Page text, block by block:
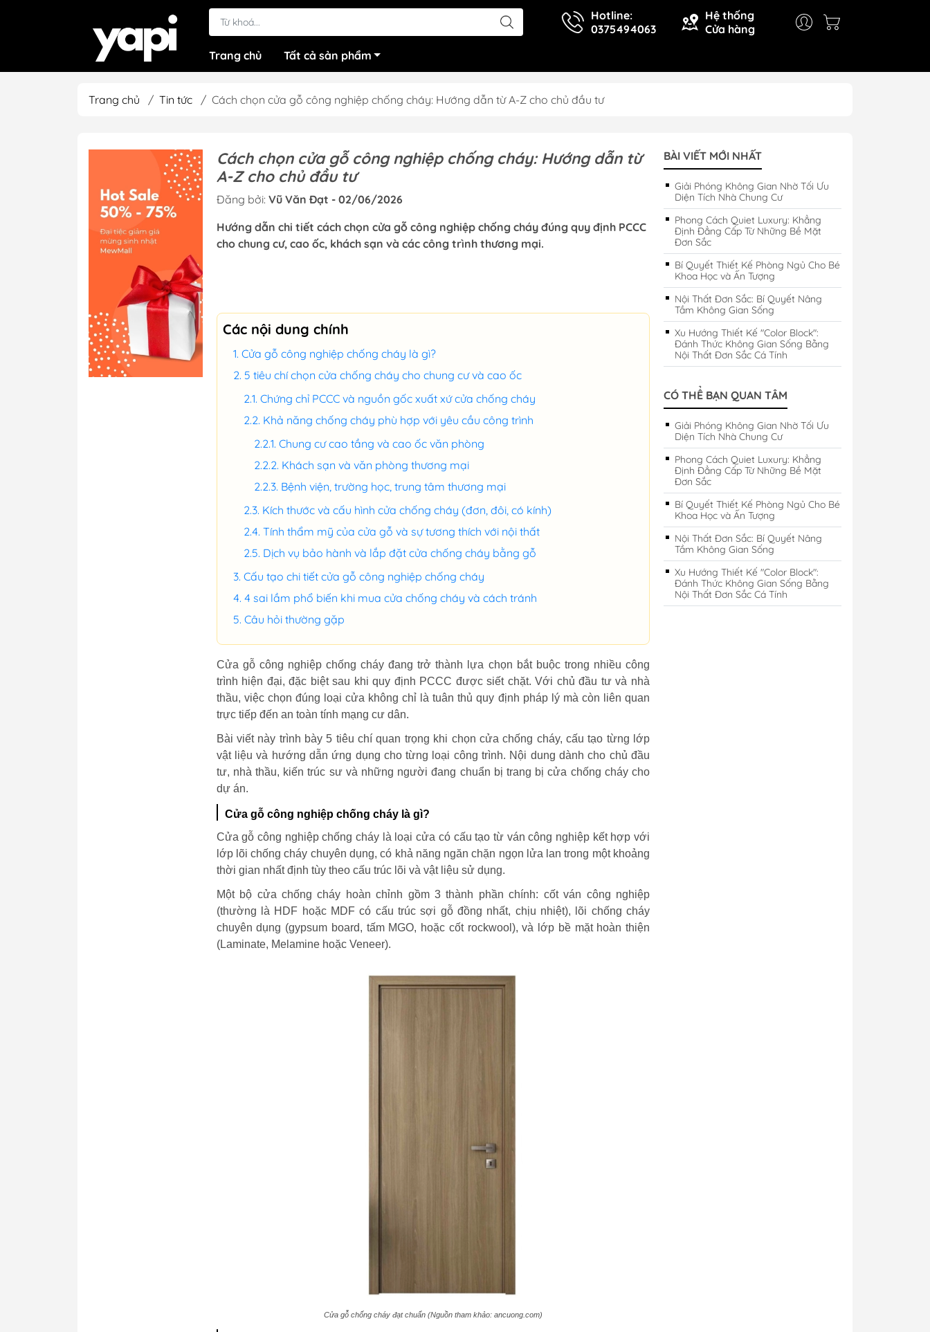
Hotline:
0375494063
Hệ thống
Cửa hàng
Trang chủ
Tất cả sản phẩm
Trang chủ / Tin tức / Cách chọn cửa gỗ công nghiệp chống cháy: Hướng dẫn từ A-Z cho chủ đầu tư
Cách chọn cửa gỗ công nghiệp chống cháy: Hướng dẫn từ
A-Z cho chủ đầu tư
Đăng bởi: Vũ Văn Đạt - 02/06/2026
Hướng dẫn chi tiết cách chọn cửa gỗ công nghiệp chống cháy đúng quy định PCCC
cho chung cư, cao ốc, khách sạn và các công trình thương mại.
Các nội dung chính
Cửa gỗ công nghiệp chống cháy là gì?
5 tiêu chí chọn cửa chống cháy cho chung cư và cao ốc
Chứng chỉ PCCC và nguồn gốc xuất xứ cửa chống cháy
Khả năng chống cháy phù hợp với yêu cầu công trình
Chung cư cao tầng và cao ốc văn phòng
Khách sạn và văn phòng thương mại
Bệnh viện, trường học, trung tâm thương mại
Kích thước và cấu hình cửa chống cháy (đơn, đôi, có kính)
Tính thẩm mỹ của cửa gỗ và sự tương thích với nội thất
Dịch vụ bảo hành và lắp đặt cửa chống cháy bằng gỗ
Cấu tạo chi tiết cửa gỗ công nghiệp chống cháy
4 sai lầm phổ biến khi mua cửa chống cháy và cách tránh
Câu hỏi thường gặp
Cửa gỗ công nghiệp chống cháy đang trở thành lựa chọn bắt buộc trong nhiều công
trình hiện đại, đặc biệt sau khi quy định PCCC được siết chặt. Với chủ đầu tư và nhà
thầu, việc chọn đúng loại cửa không chỉ là tuân thủ quy định pháp lý mà còn liên quan
trực tiếp đến an toàn tính mạng cư dân.
Bài viết này trình bày 5 tiêu chí quan trọng khi chọn cửa chống cháy, cấu tạo từng lớp
vật liệu và hướng dẫn ứng dụng cho từng loại công trình. Nội dung dành cho chủ đầu
tư, nhà thầu, kiến trúc sư và những người đang chuẩn bị trang bị cửa chống cháy cho
dự án.
Cửa gỗ công nghiệp chống cháy là gì?
Cửa gỗ công nghiệp chống cháy là loại cửa có cấu tạo từ ván công nghiệp kết hợp với
lớp lõi chống cháy chuyên dụng, có khả năng ngăn chặn ngọn lửa lan trong một khoảng
thời gian nhất định tùy theo cấu trúc lõi và vật liệu sử dụng.
Một bộ cửa chống cháy hoàn chỉnh gồm 3 thành phần chính: cốt ván công nghiệp
(thường là HDF hoặc MDF có cấu trúc sợi gỗ đồng nhất, chịu nhiệt), lõi chống cháy
chuyên dụng (gypsum board, tấm MGO, hoặc cốt rockwool), và lớp bề mặt hoàn thiện
(Laminate, Melamine hoặc Veneer).
Cửa gỗ chống cháy đạt chuẩn (Nguồn tham khảo: ancuong.com)
BÀI VIẾT MỚI NHẤT
Giải Phóng Không Gian Nhờ Tối Ưu
Diện Tích Nhà Chung Cư
Phong Cách Quiet Luxury: Khẳng
Định Đẳng Cấp Từ Những Bề Mặt
Đơn Sắc
Bí Quyết Thiết Kế Phòng Ngủ Cho Bé
Khoa Học và Ấn Tượng
Nội Thất Đơn Sắc: Bí Quyết Nâng
Tầm Không Gian Sống
Xu Hướng Thiết Kế "Color Block":
Đánh Thức Không Gian Sống Bằng
Nội Thất Đơn Sắc Cá Tính
CÓ THỂ BẠN QUAN TÂM
Giải Phóng Không Gian Nhờ Tối Ưu
Diện Tích Nhà Chung Cư
Phong Cách Quiet Luxury: Khẳng
Định Đẳng Cấp Từ Những Bề Mặt
Đơn Sắc
Bí Quyết Thiết Kế Phòng Ngủ Cho Bé
Khoa Học và Ấn Tượng
Nội Thất Đơn Sắc: Bí Quyết Nâng
Tầm Không Gian Sống
Xu Hướng Thiết Kế "Color Block":
Đánh Thức Không Gian Sống Bằng
Nội Thất Đơn Sắc Cá Tính